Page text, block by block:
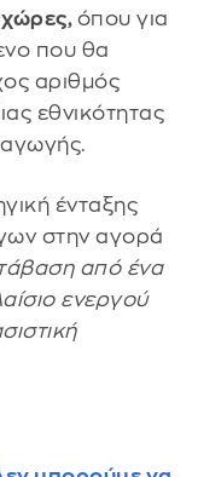
όπου για
που θα
αριθμός
εθνικότητας
ένταξης
στην αγορά
από ένα
ενεργού